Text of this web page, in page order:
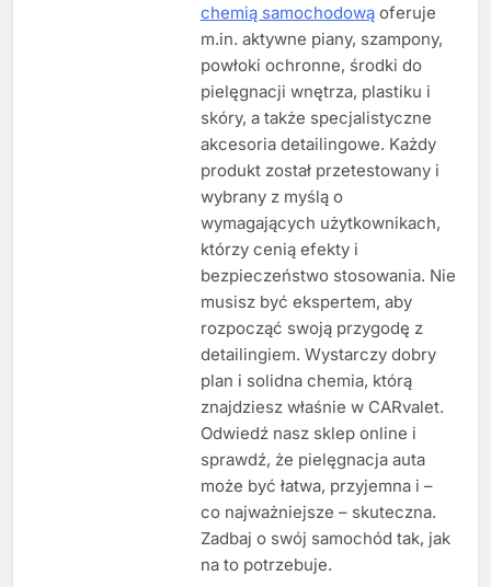
chemią samochodowąoferuje
m.in. aktywne piany, szampony,
powłoki ochronne, środki do
pielęgnacji wnętrza, plastiku i
skóry, a także specjalistyczne
akcesoria detailingowe. Każdy
produkt został przetestowany i
wybrany z myślą o
wymagających użytkownikach,
którzy cenią efekty i
bezpieczeństwo stosowania. Nie
musisz być ekspertem, aby
rozpocząć swoją przygodę z
detailingiem. Wystarczy dobry
plan i solidna chemia, którą
znajdziesz właśnie w CARvalet.
Odwiedź nasz sklep online i
sprawdź, że pielęgnacja auta
może być łatwa, przyjemna i –
co najważniejsze – skuteczna.
Zadbaj o swój samochód tak, jak
na to potrzebuje.